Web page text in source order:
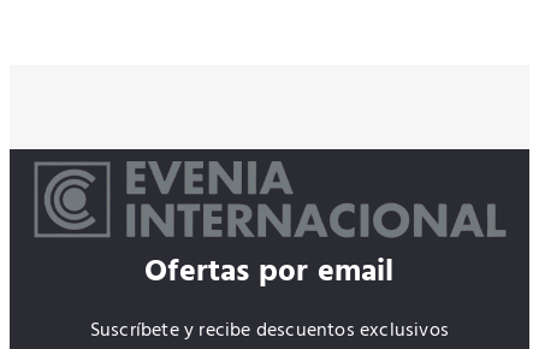
Ofertas por email
Suscríbete y recibe descuentos exclusivos